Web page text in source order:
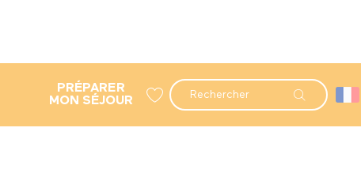
Recherche
PRÉPARER
MON SÉJOUR